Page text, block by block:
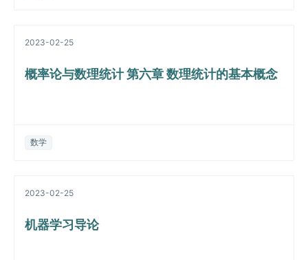
2023-02-25
概率论与数理统计 第六章 数理统计的基本概念
数学
2023-02-25
机器学习导论